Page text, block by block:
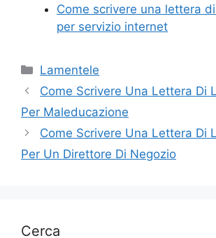
Come scrivere una lettera
per servizio internet
Categorie
Lamentele
Come Scrivere Una Lettera Di
Per Maleducazione
Come Scrivere Una Lettera Di
Per Un Direttore Di Negozio
Cerca